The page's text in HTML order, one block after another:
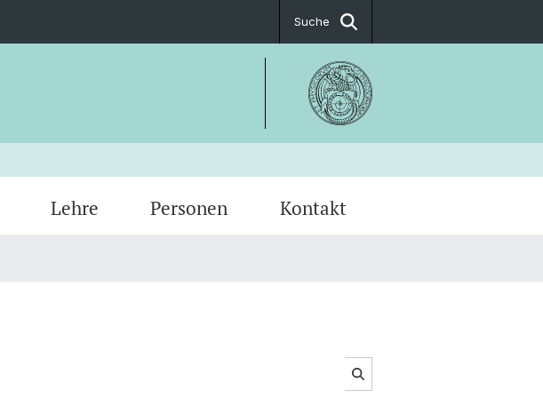
Suche
Lehre Personen Kontakt